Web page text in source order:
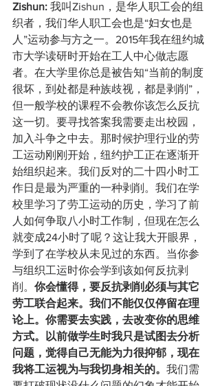
Zishun: 我叫Zishun，是华人职工会的组
织者，我们华人职工会也是“妇女也是
人”运动参与方之一。2015年我在纽约城
市大学读研时开始在工人中心做志愿
者。在大学里你总是被告知“当前的制度
很坏，到处都是种族歧视，都是剥削”，
但一般学校的课程不会教你该怎么反抗
这一切。要寻找答案我需要走出校园，
加入斗争之中去。那时候护理行业的劳
工运动刚刚开始，纽约护工正在逐渐开
始组织起来。我们反对的二十四小时工
作日是最为严重的一种剥削。我们在学
校里学习了劳工运动的历史，学习了前
人如何争取八小时工作制，但现在怎么
就变成24小时了呢？这让我大开眼界，
学到了在学校从未见过的东西。当你参
与组织工运时你会学到该如何反抗剥
削。 你会懂得，要反抗剥削必须与其它
劳工联合起来。我们不能仅仅停留在理
论上。你需要去实践，去改变你的思维
方式。以前做学生时我只是试图去分析
问题，觉得自己无能为力很抑郁，现在
我将工运视为与我切身相关的。 我们需